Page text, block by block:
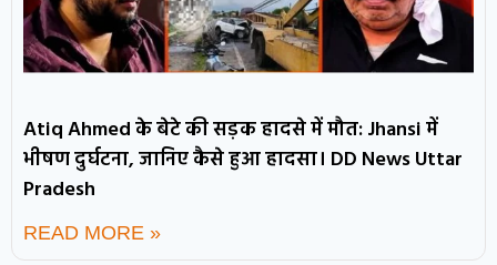
Atiq Ahmed के बेटे की सड़क हादसे में मौत: Jhansi में
भीषण दुर्घटना, जानिए कैसे हुआ हादसा। DD News Uttar
Pradesh
READ MORE »